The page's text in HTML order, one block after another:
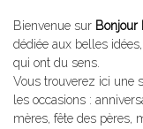
Bienvenue sur Bonjour
dédiée aux belles
qui ont du sens.
Vous trouverez ici une
les occasions :
mères, fête des pères,